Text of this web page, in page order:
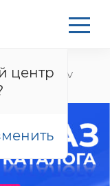
центр
CS75 Plus, IV